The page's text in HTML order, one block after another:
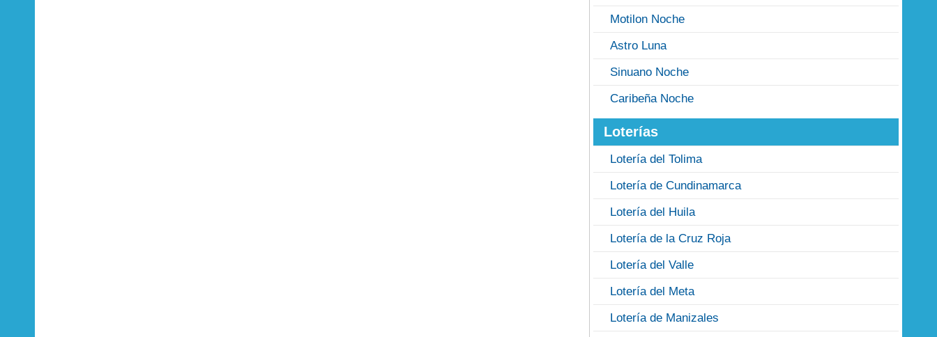
Motilon Noche
Astro Luna
Sinuano Noche
Caribeña Noche
Loterías
Lotería del Tolima
Lotería de Cundinamarca
Lotería del Huila
Lotería de la Cruz Roja
Lotería del Valle
Lotería del Meta
Lotería de Manizales